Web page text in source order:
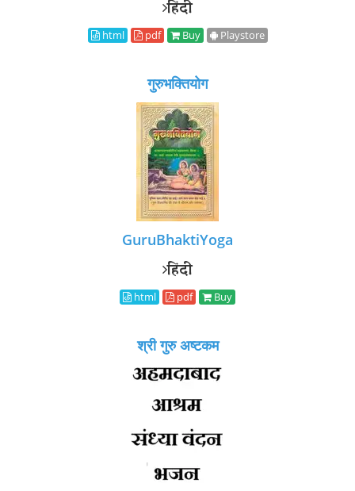
हिंदी
html pdf Buy Playstore
गुरुभक्तियोग
GuruBhaktiYoga
हिंदी
html pdf Buy
श्री गुरु अष्टकम